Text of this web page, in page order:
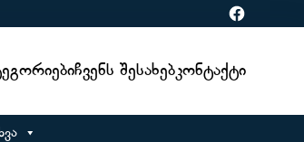
Facebook
Ჩვენს ᲨესახებᲙონტაქტი